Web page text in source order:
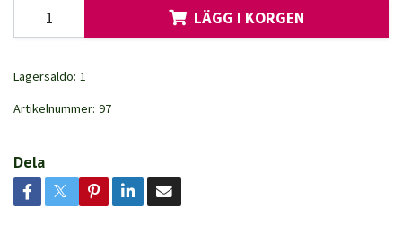
LÄGG I KORGEN
Lagersaldo: 1
Artikelnummer: 97
Dela